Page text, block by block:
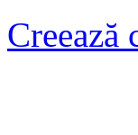
Creează